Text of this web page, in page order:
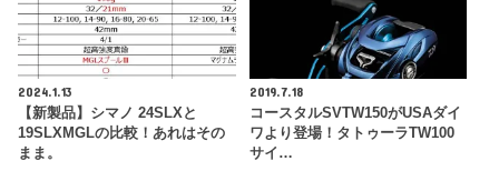
2024.1.13
【新製品】シマノ 24SLXと
19SLXMGLの比較！あれはその
まま。
2019.7.18
コースタルSVTW150がUSAダイ
ワより登場！タトゥーラTW100
サイ…